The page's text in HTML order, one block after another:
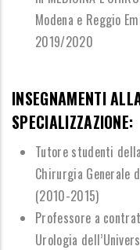
Modena e Reggio
2019/2020
INSEGNAMENTI
SPECIALIZZAZIONE:
Tutore studenti
Chirurgia Generale
(2010-2015)
Professore a
Urologia dell’